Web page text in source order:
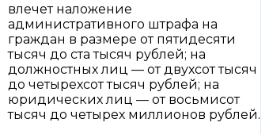
влечет наложение
административного штрафа на
граждан в размере от пятидесяти
тысяч до ста тысяч рублей; на
должностных лиц — от двухсот тысяч
до четырехсот тысяч рублей; на
юридических лиц — от восьмисот
тысяч до четырех миллионов рублей.